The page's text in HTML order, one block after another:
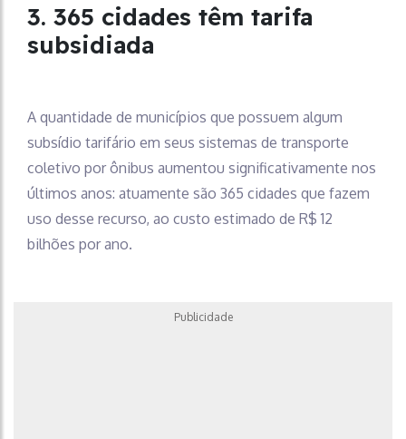
3. 365 cidades têm tarifa
subsidiada
A quantidade de municípios que possuem algum
subsídio tarifário em seus sistemas de transporte
coletivo por ônibus aumentou significativamente nos
últimos anos: atuamente são 365 cidades que fazem
uso desse recurso, ao custo estimado de R$ 12
bilhões por ano.
Publicidade